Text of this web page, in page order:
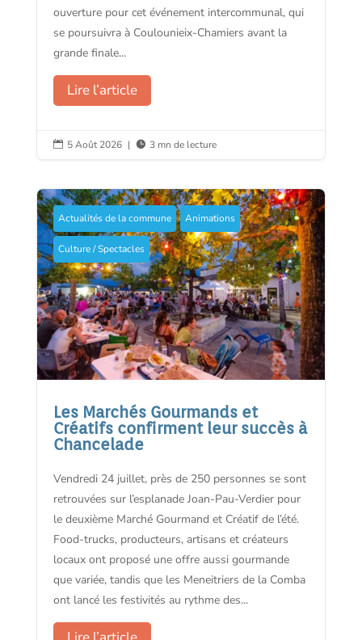
ouverture pour cet événement intercommunal, qui
se poursuivra à Coulounieix-Chamiers avant la
grande finale...
Lire l’article
 5 Août 2026 |  3 mn de lecture
Actualités de la commune Animations
Culture / Spectacles
Les Marchés Gourmands et
Créatifs confirment leur succès à
Chancelade
Vendredi 24 juillet, près de 250 personnes se sont
retrouvées sur l’esplanade Joan-Pau-Verdier pour
le deuxième Marché Gourmand et Créatif de l’été.
Food-trucks, producteurs, artisans et créateurs
locaux ont proposé une offre aussi gourmande
que variée, tandis que les Meneitriers de la Comba
ont lancé les festivités au rythme des...